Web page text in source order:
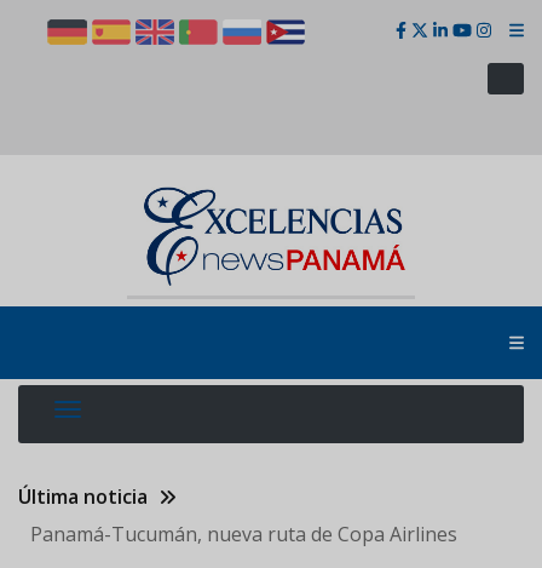
Última noticia
Panamá-Tucumán, nueva ruta de Copa Airlines